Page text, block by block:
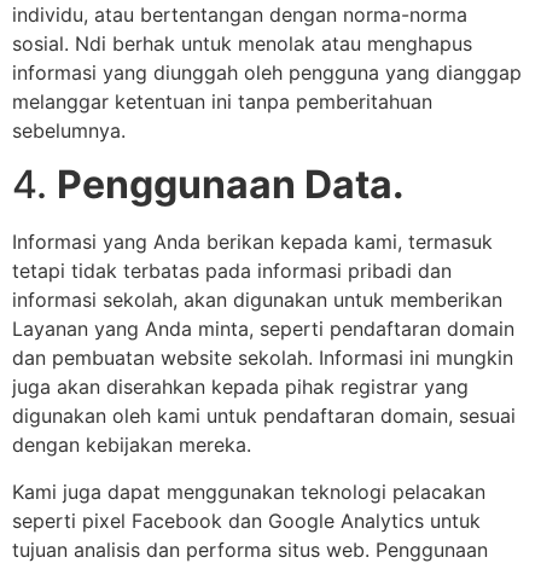
individu, atau bertentangan dengan norma-norma
sosial. Ndi berhak untuk menolak atau menghapus
informasi yang diunggah oleh pengguna yang dianggap
melanggar ketentuan ini tanpa pemberitahuan
sebelumnya.
4. Penggunaan Data.
Informasi yang Anda berikan kepada kami, termasuk
tetapi tidak terbatas pada informasi pribadi dan
informasi sekolah, akan digunakan untuk memberikan
Layanan yang Anda minta, seperti pendaftaran domain
dan pembuatan website sekolah. Informasi ini mungkin
juga akan diserahkan kepada pihak registrar yang
digunakan oleh kami untuk pendaftaran domain, sesuai
dengan kebijakan mereka.
Kami juga dapat menggunakan teknologi pelacakan
seperti pixel Facebook dan Google Analytics untuk
tujuan analisis dan performa situs web. Penggunaan